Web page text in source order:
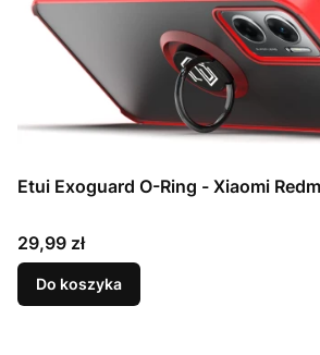
Etui Exoguard O-Ring - Xiaomi
Cena
29,99 zł
Do koszyka